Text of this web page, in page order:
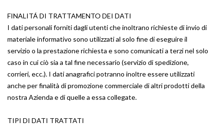
FINALITÁ DI TRATTAMENTO DEI DATI
I dati personali forniti dagli utenti che inoltrano richieste di invio di
materiale informativo sono utilizzati al solo fine di eseguire il
servizio o la prestazione richiesta e sono comunicati a terzi nel solo
caso in cui ciò sia a tal fine necessario (servizio di spedizione,
corrieri, ecc.). I dati anagrafici potranno inoltre essere utilizzati
anche per finalità di promozione commerciale di altri prodotti della
nostra Azienda e di quelle a essa collegate.
TIPI DI DATI TRATTATI